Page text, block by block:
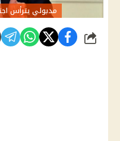
مدبولي يترأس
شارك